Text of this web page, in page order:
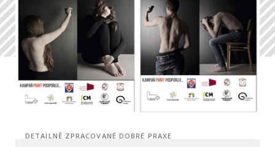
DETAILNĚ ZPRACOVANÉ DOBRÉ PRAXE